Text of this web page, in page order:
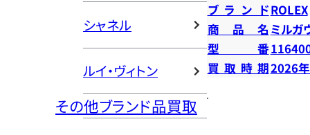
シャネル
ルイ・ヴィトン
その他ブランド品買取
ブランドROLEX
商品名 ミル
型番
買取時期2026